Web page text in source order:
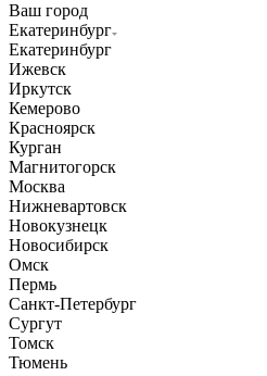
Ваш город
Екатеринбург
Екатеринбург
Ижевск
Иркутск
Кемерово
Красноярск
Курган
Магнитогорск
Москва
Нижневартовск
Новокузнецк
Новосибирск
Омск
Пермь
Санкт-Петербург
Сургут
Томск
Тюмень